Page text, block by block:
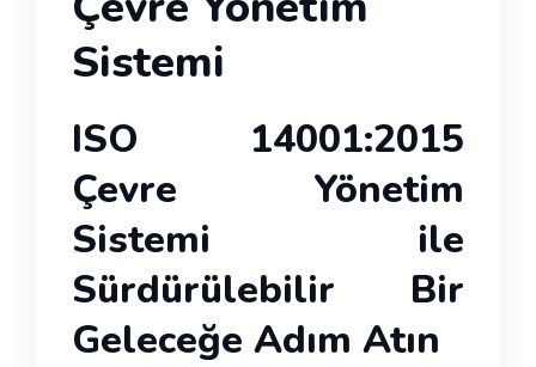
Sistemi
ISO 14001:2015
Çevre Yönetim
Sistemi ile
Sürdürülebilir Bir
Geleceğe Adım Atın